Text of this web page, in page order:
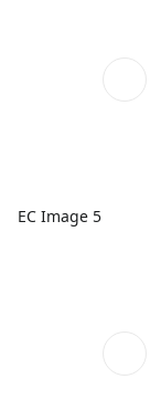
EC Image 5